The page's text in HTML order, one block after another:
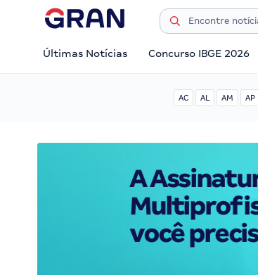
Últimas Notícias Concurso IBGE 2026
AC AL AM AP